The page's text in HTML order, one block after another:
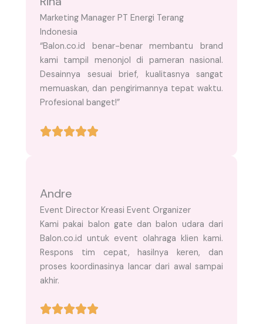
Marketing Manager PT Energi Terang
Indonesia
“Balon.co.id benar-benar membantu brand
kami tampil menonjol di pameran nasional.
Desainnya sesuai brief, kualitasnya sangat
memuaskan, dan pengirimannya tepat waktu.
Profesional banget!”
Andre
Event Director Kreasi Event Organizer
Kami pakai balon gate dan balon udara dari
Balon.co.id untuk event olahraga klien kami.
Respons tim cepat, hasilnya keren, dan
proses koordinasinya lancar dari awal sampai
akhir.